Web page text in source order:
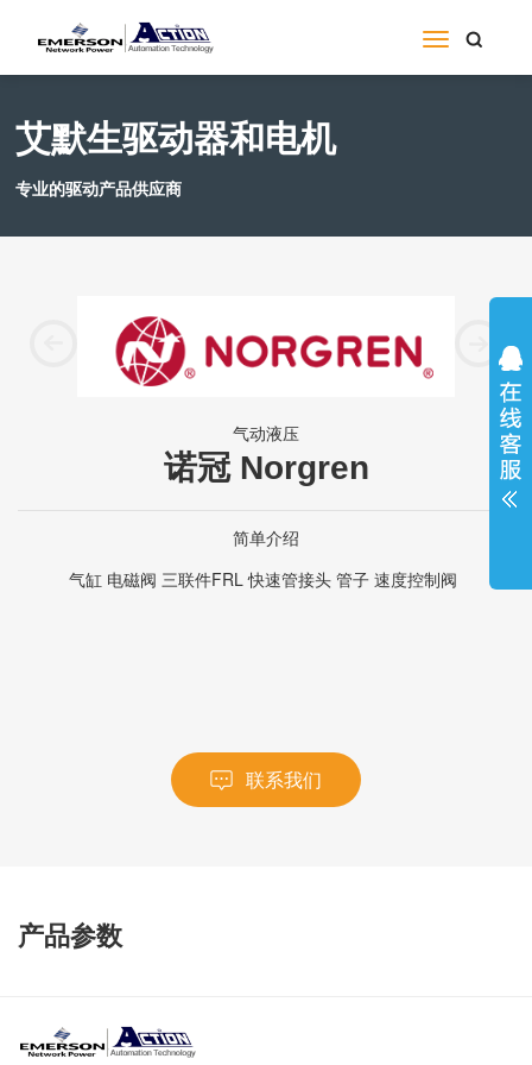
艾默生驱动器和电机
专业的驱动产品供应商
气动液压
诺冠 Norgren
简单介绍
气缸 电磁阀 三联件FRL 快速管接头 管子 速度控制阀
联系我们
产品参数